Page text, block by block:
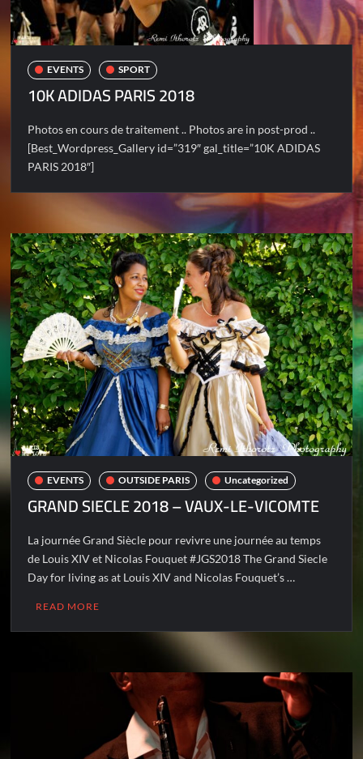
EVENTS SPORT
10K ADIDAS PARIS 2018
Photos en cours de traitement .. Photos are in post-prod ..
[Best_Wordpress_Gallery id=”319″ gal_title=”10K ADIDAS
PARIS 2018″]
EVENTS OUTSIDE PARIS Uncategorized
GRAND SIECLE 2018 – VAUX-LE-VICOMTE
La journée Grand Siècle pour revivre une journée au temps
de Louis XIV et Nicolas Fouquet #JGS2018 The Grand Siecle
Day for living as at Louis XIV and Nicolas Fouquet’s …
READ MORE